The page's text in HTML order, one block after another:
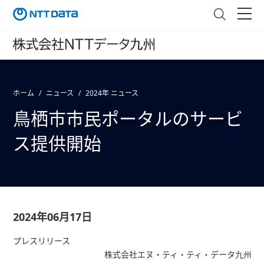
ホーム ニュース 2024年 ニュース
鳥栖市市民ポータルのサービ
ス提供開始
2024年06月17日
プレスリリース
株式会社エヌ・ティ・ティ・データ九州